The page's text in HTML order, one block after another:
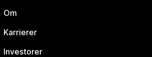
Om
Karrierer
Investorer